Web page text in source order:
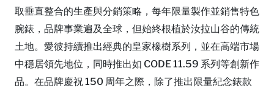
取垂直整合的生產與分銷策略，每年限量製作並銷售特色
腕錶，品牌事業遍及全球，但始終根植於汝拉山谷的傳統
土地。愛彼持續推出經典的皇家橡樹系列，並在高端市場
中穩居領先地位，同時推出如 CODE 11.59 系列等創新作
品。在品牌慶祝 150 周年之際，除了推出限量紀念錶款